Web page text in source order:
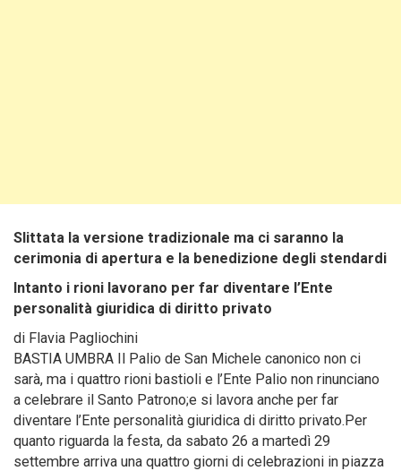
Slittata la versione tradizionale ma ci saranno la
cerimonia di apertura e la benedizione degli stendardi
Intanto i rioni lavorano per far diventare l’Ente
personalità giuridica di diritto privato
di Flavia Pagliochini
BASTIA UMBRA Il Palio de San Michele canonico non ci
sarà, ma i quattro rioni bastioli e l’Ente Palio non rinunciano
a celebrare il Santo Patrono;e si lavora anche per far
diventare l’Ente personalità giuridica di diritto privato.Per
quanto riguarda la festa, da sabato 26 a martedì 29
settembre arriva una quattro giorni di celebrazioni in piazza